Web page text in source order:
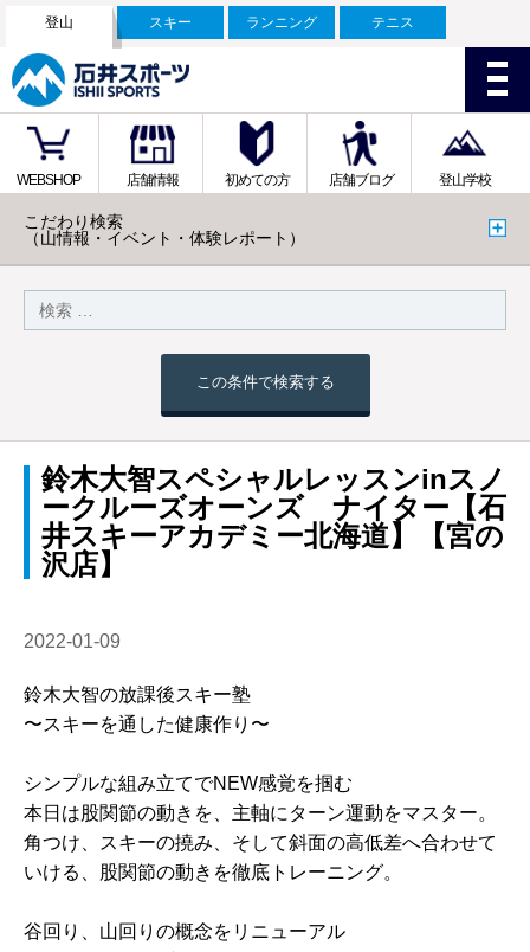
登山 スキー ランニング テニス
WEBSHOP 店舗情報 初めての方 店舗ブログ 登山学校
こだわり検索
（山情報・イベント・体験レポート）
この条件で検索する
鈴木大智スペシャルレッスンinスノ
ークルーズオーンズ ナイター【石
井スキーアカデミー北海道】【宮の
沢店】
2022-01-09
鈴木大智の放課後スキー塾
〜スキーを通した健康作り〜
シンプルな組み立てでNEW感覚を掴む
本日は股関節の動きを、主軸にターン運動をマスター。
角つけ、スキーの撓み、そして斜面の高低差へ合わせて
いける、股関節の動きを徹底トレーニング。
谷回り、山回りの概念をリニューアル